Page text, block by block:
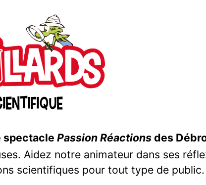
spectacle Passion Réactionsdes
Aidez notre animateur dans ses
scientifiques pour tout type de public.